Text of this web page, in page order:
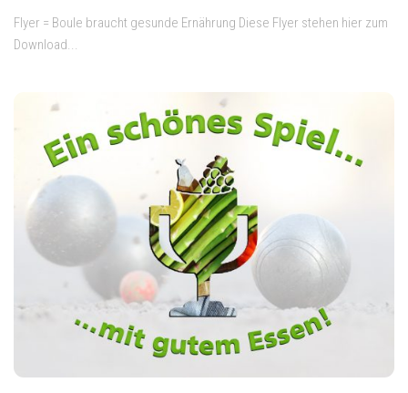
Flyer = Boule braucht gesunde Ernährung Diese Flyer stehen hier zum
Download...